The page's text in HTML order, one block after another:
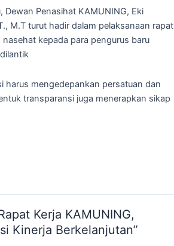
Dewan Penasihat KAMUNING, Eki
M.T turut hadir dalam pelaksanaan rapat
kepada para pengurus baru
harus mengedepankan persatuan dan
transparansi juga menerapkan sikap
Kerja KAMUNING,
Kinerja Berkelanjutan”